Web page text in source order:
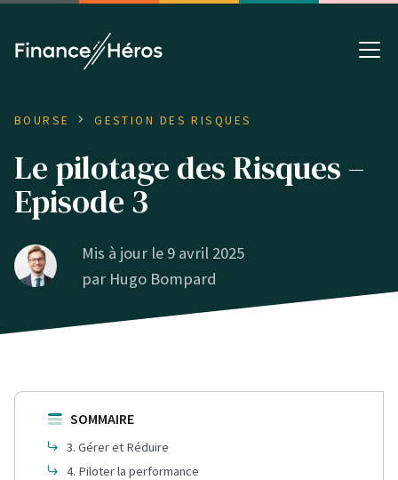
BOURSE GESTION DES RISQUES
Le pilotage des Risques –
Episode 3
Mis à jour le 9 avril 2025
par Hugo Bompard
SOMMAIRE
3. Gérer et Réduire
4. Piloter la performance